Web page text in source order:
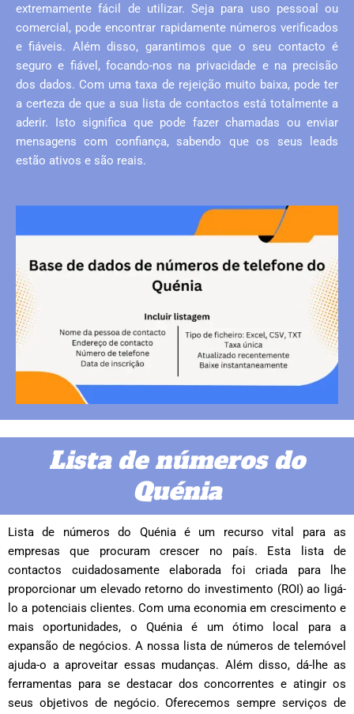
extremamente fácil de utilizar. Seja para uso pessoal ou
comercial, pode encontrar rapidamente números verificados
e fiáveis. Além disso, garantimos que o seu contacto é
seguro e fiável, focando-nos na privacidade e na precisão
dos dados. Com uma taxa de rejeição muito baixa, pode ter
a certeza de que a sua lista de contactos está totalmente a
aderir. Isto significa que pode fazer chamadas ou enviar
mensagens com confiança, sabendo que os seus leads
estão ativos e são reais.
Lista de números do
Quénia
Lista de números do Quénia é um recurso vital para as
empresas que procuram crescer no país. Esta lista de
contactos cuidadosamente elaborada foi criada para lhe
proporcionar um elevado retorno do investimento (ROI) ao ligá-
lo a potenciais clientes. Com uma economia em crescimento e
mais oportunidades, o Quénia é um ótimo local para a
expansão de negócios. A nossa lista de números de telemóvel
ajuda-o a aproveitar essas mudanças. Além disso, dá-lhe as
ferramentas para se destacar dos concorrentes e atingir os
seus objetivos de negócio. Oferecemos sempre serviços de